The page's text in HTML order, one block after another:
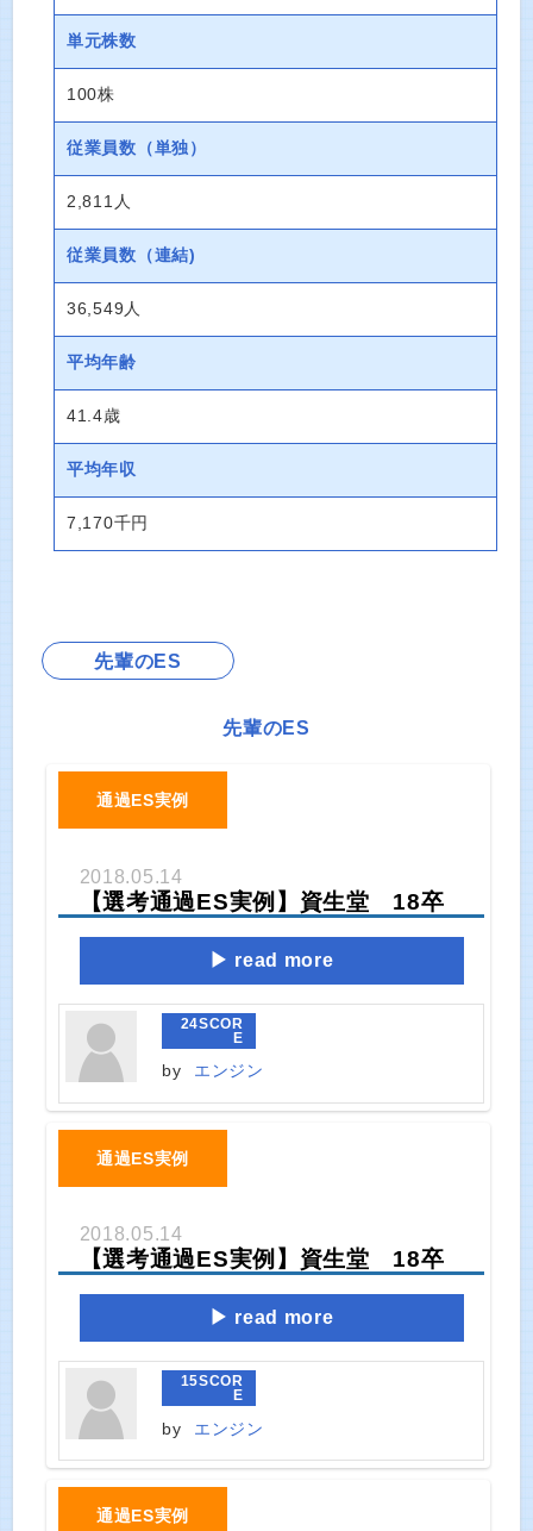
単元株数
100株
従業員数 （単独）
2,811人
従業員数 （連結)
36,549人
平均年齢
41.4歳
平均年収
7,170千円
先輩のES
先輩のES
通過ES実例
2018.05.14
【選考通過ES実例】資生堂 18卒
read more
24SCOR
E
by エンジン
通過ES実例
2018.05.14
【選考通過ES実例】資生堂 18卒
read more
15SCOR
E
by エンジン
通過ES実例